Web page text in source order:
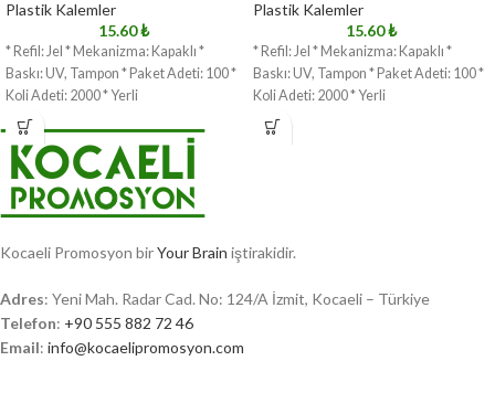
Plastik Kalemler
15.60₺
* Refil: Jel * Mekanizma: Kapaklı *
Baskı: UV, Tampon * Paket Adeti: 100 *
Koli Adeti: 2000 * Yerli
Plastik Kalemler
15.60₺
* Refil: Jel * Mekanizma: Kapaklı *
Baskı: UV, Tampon * Paket Adeti: 100 *
Koli Adeti: 2000 * Yerli
Kocaeli Promosyon birYour Brain iştirakidir.
Adres: Yeni Mah. Radar Cad. No: 124/A İzmit, Kocaeli – Türkiye
Telefon: +90 555 882 72 46
Email: info@kocaelipromosyon.com